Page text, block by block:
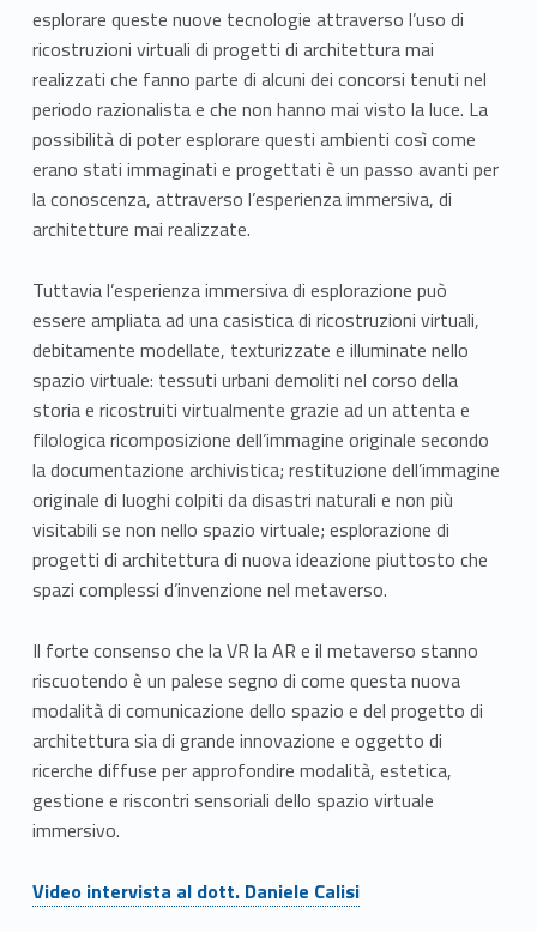
esplorare queste nuove tecnologie attraverso l’uso di
ricostruzioni virtuali di progetti di architettura mai
realizzati che fanno parte di alcuni dei concorsi tenuti nel
periodo razionalista e che non hanno mai visto la luce. La
possibilità di poter esplorare questi ambienti così come
erano stati immaginati e progettati è un passo avanti per
la conoscenza, attraverso l’esperienza immersiva, di
architetture mai realizzate.
Tuttavia l’esperienza immersiva di esplorazione può
essere ampliata ad una casistica di ricostruzioni virtuali,
debitamente modellate, texturizzate e illuminate nello
spazio virtuale: tessuti urbani demoliti nel corso della
storia e ricostruiti virtualmente grazie ad un attenta e
filologica ricomposizione dell’immagine originale secondo
la documentazione archivistica; restituzione dell’immagine
originale di luoghi colpiti da disastri naturali e non più
visitabili se non nello spazio virtuale; esplorazione di
progetti di architettura di nuova ideazione piuttosto che
spazi complessi d’invenzione nel metaverso.
Il forte consenso che la VR la AR e il metaverso stanno
riscuotendo è un palese segno di come questa nuova
modalità di comunicazione dello spazio e del progetto di
architettura sia di grande innovazione e oggetto di
ricerche diffuse per approfondire modalità, estetica,
gestione e riscontri sensoriali dello spazio virtuale
immersivo.
Link identifier #identifier__143719-7
Video intervista al dott. Daniele Calisi